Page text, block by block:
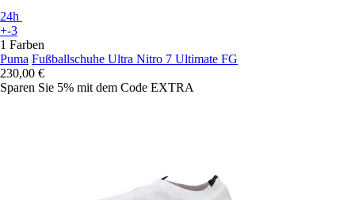
24h
+-3
1 Farben
Puma Fußballschuhe Ultra Nitro 7 Ultimate FG
230,00 €
Sparen Sie 5% mit dem Code EXTRA